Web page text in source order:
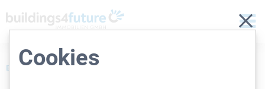
BUILDINGS4FUTURE
Cookies